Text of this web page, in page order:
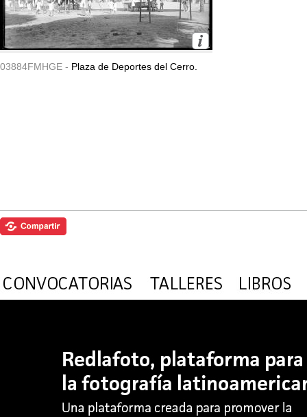
03884FMHGE - Plaza de Deportes del Cerro.